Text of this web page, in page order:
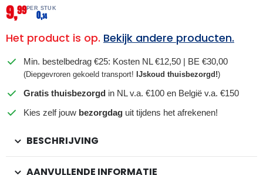
9,99PER STUK
0,14
Het product is op. Bekijk andere producten.
Min. bestelbedrag €25: Kosten NL €12,50 | BE €30,00
(Diepgevroren gekoeld transport! IJskoud thuisbezorgd!)
Gratis thuisbezorgd in NL v.a. €100 en België v.a. €150
Kies zelf jouw bezorgdag uit tijdens het afrekenen!
BESCHRIJVING
AANVULLENDE INFORMATIE